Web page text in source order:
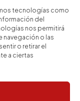
tecnologías como
del
nos permitirá
o las
o retirar el
a ciertas